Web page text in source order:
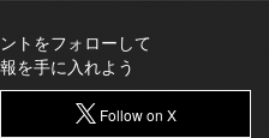
トをフォローして
を手に入れよう
Follow on X